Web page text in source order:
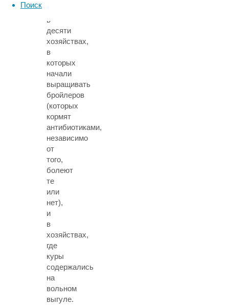
Поиск
в
десяти
хозяйствах,
в
которых
начали
выращивать
бройлеров
(которых
кормят
антибиотиками,
независимо
от
того,
болеют
те
или
нет),
и
в
хозяйствах,
где
куры
содержались
на
вольном
выгуле.